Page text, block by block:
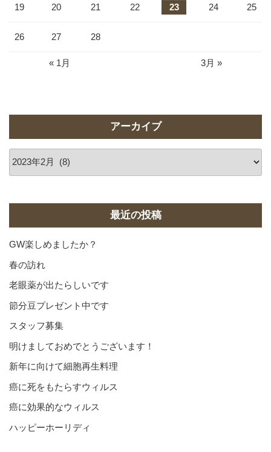
19 20 21 22 23 24 25
26 27 28
« 1月 3月 »
アーカイブ
最近の投稿
GW楽しめましたか？
春の訪れ
老眼薬が出たらしいです
節分豆プレゼント中です
スタッフ募集
明けましておめでとうございます！
新年に向けて細胞再生料理
癌に死をもたらすウィルス
癌に効果的なウィルス
ハッピーホーリディ